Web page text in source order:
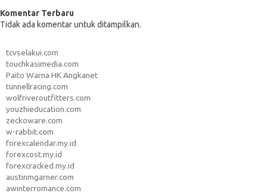
Komentar Terbaru
Tidak ada komentar untuk ditampilkan.
tcvselakui.com
touchkasimedia.com
Paito Warna HK Angkanet
tunnellracing.com
wolfriveroutfitters.com
youzhieducation.com
zeckoware.com
w-rabbit.com
forexcalendar.my.id
forexcost.my.id
forexcracked.my.id
austinmgarner.com
awinterromance.com